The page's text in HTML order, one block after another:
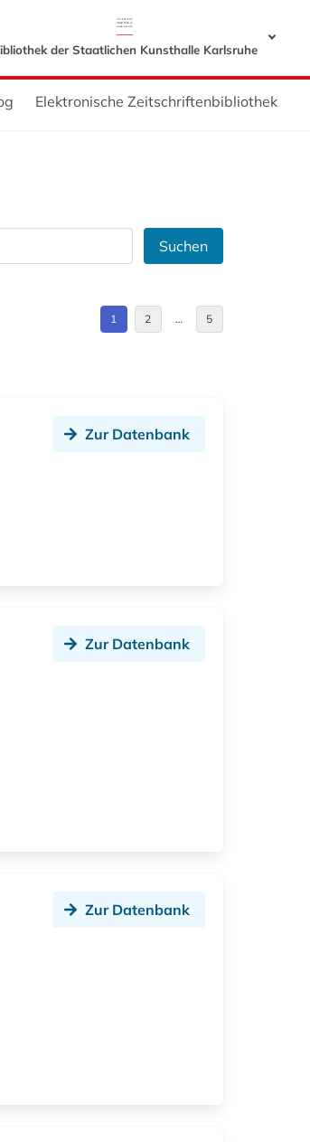
der Staatlichen Kunsthalle Karlsruhe
Elektronische Zeitschriftenbibliothek
Suchen
1 2 … 5
Zur Datenbank
Zur Datenbank
Zur Datenbank